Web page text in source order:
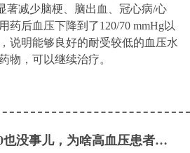
著减少脑梗、脑出血、冠心病/心
药后血压下降到了120/70 mmHg以
说明能够良好的耐受较低的血压水
物，可以继续治疗。
健康人血压低至90/60也没事儿，为啥高血压患者血压不能降到这么低？